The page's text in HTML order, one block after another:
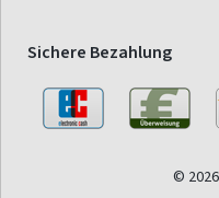
Sichere Bezahlung
©